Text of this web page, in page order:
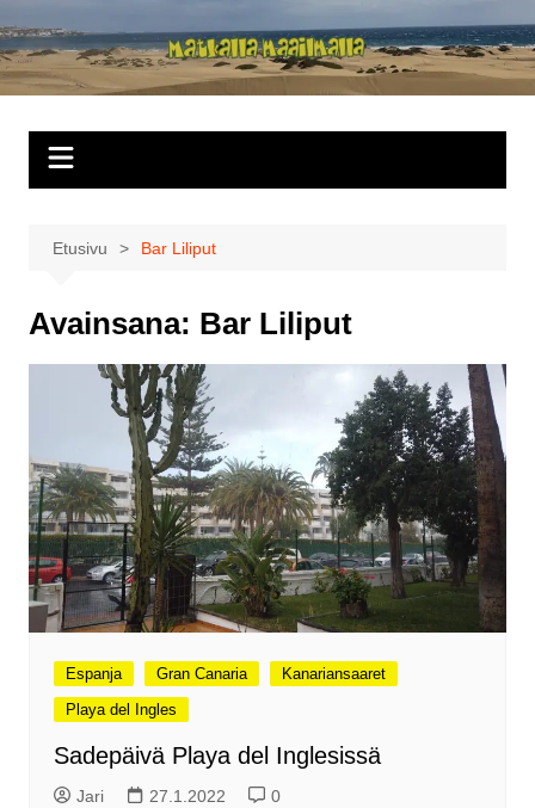
sisältöön
Matkalla
maailmalla
Etusivu Bar Liliput
Avainsana: Bar Liliput
Espanja Gran Canaria
Kanariansaaret
Playa del Ingles
Sadepäivä Playa del Inglesissä
Jari 27.1.2022 0